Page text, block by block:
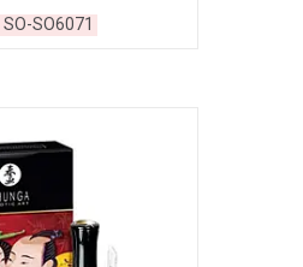
SO-SO6071